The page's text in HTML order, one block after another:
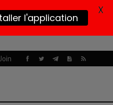
l'application X